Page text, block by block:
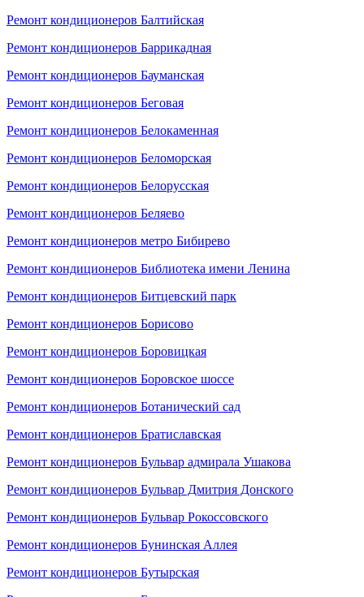
Ремонт кондиционеров Балтийская
Ремонт кондиционеров Баррикадная
Ремонт кондиционеров Бауманская
Ремонт кондиционеров Беговая
Ремонт кондиционеров Белокаменная
Ремонт кондиционеров Беломорская
Ремонт кондиционеров Белорусская
Ремонт кондиционеров Беляево
Ремонт кондиционеров метро Бибирево
Ремонт кондиционеров Библиотека имени Ленина
Ремонт кондиционеров Битцевский парк
Ремонт кондиционеров Борисово
Ремонт кондиционеров Боровицкая
Ремонт кондиционеров Боровское шоссе
Ремонт кондиционеров Ботанический сад
Ремонт кондиционеров Братиславская
Ремонт кондиционеров Бульвар адмирала Ушакова
Ремонт кондиционеров Бульвар Дмитрия Донского
Ремонт кондиционеров Бульвар Рокоссовского
Ремонт кондиционеров Бунинская Аллея
Ремонт кондиционеров Бутырская